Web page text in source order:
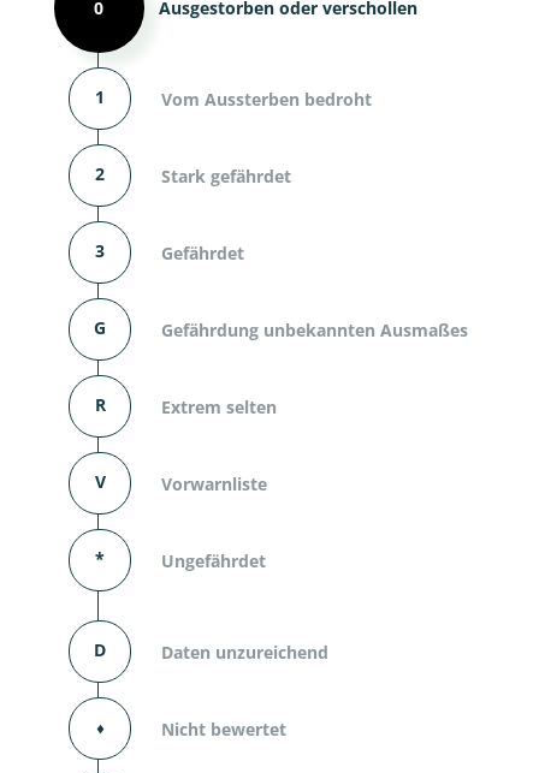
0 Ausgestorben oder verschollen
1 Vom Aussterben bedroht
2 Stark gefährdet
3 Gefährdet
G Gefährdung unbekannten Ausmaßes
R Extrem selten
V Vorwarnliste
* Ungefährdet
D Daten unzureichend
⬧ Nicht bewertet